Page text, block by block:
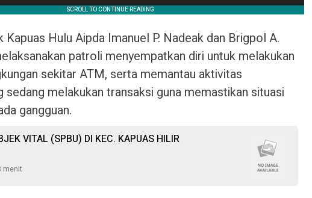
Hulu Aipda Imanuel P. Nadeak dan Brigpol A.
patroli menyempatkan diri untuk melakukan
sekitar ATM, serta memantau aktivitas
sedang melakukan transaksi guna memastikan situasi
gangguan.
VITAL (SPBU) DI KEC. KAPUAS HILIR
menit